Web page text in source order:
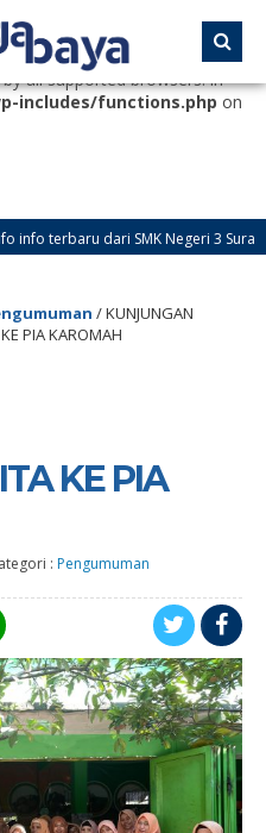
>add_data() was called
since version 6.9.0! IE
all supported browsers. in
includes/functions.php on
SMK Negeri 3 Surabaya 6
/KUNJUNGAN
PIA KAROMAH
KE PIA
: Pengumuman